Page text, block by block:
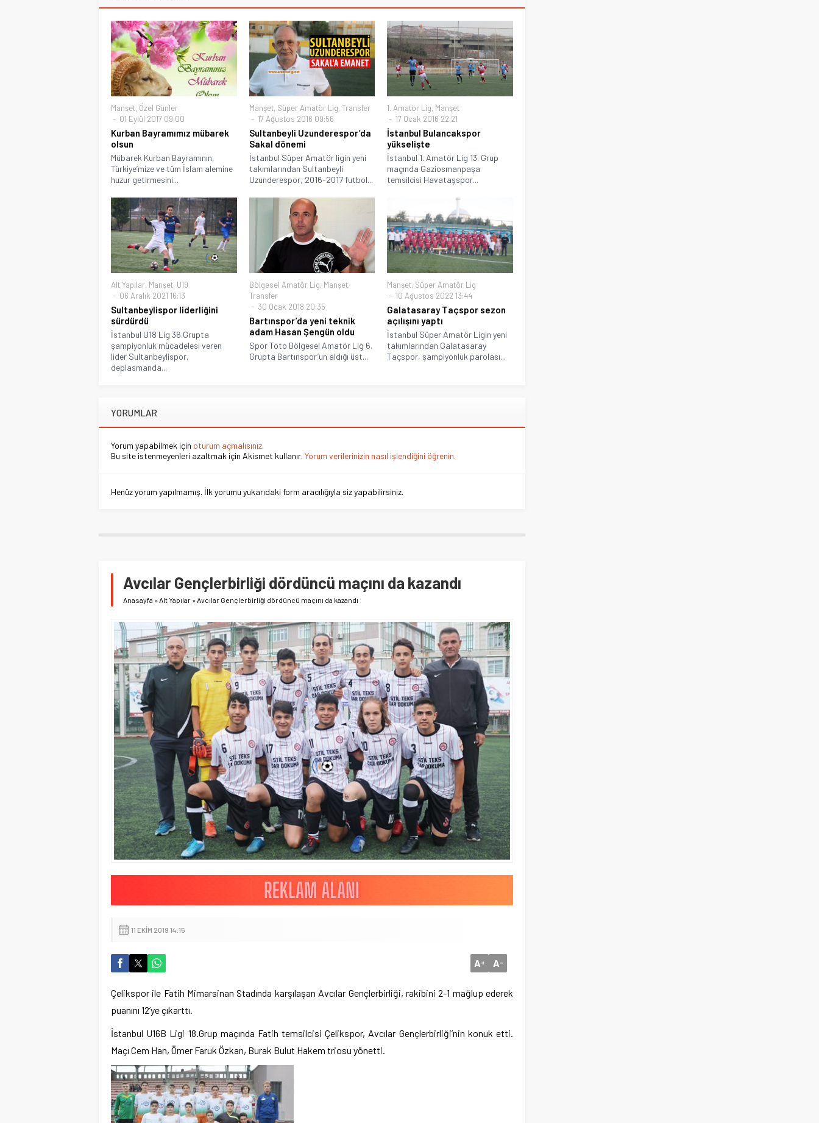
Manşet, Özel Günler
01 Eylül 2017 09:00
Kurban Bayramımız mübarek
olsun
Mübarek Kurban Bayramının,
Türkiye’mize ve tüm İslam alemine
huzur getirmesini...
Manşet, Süper Amatör Lig, Transfer
17 Ağustos 2016 09:56
Sultanbeyli Uzunderespor’da
Sakal dönemi
İstanbul Süper Amatör ligin yeni
takımlarından Sultanbeyli
Uzunderespor, 2016-2017 futbol...
1. Amatör Lig, Manşet
17 Ocak 2016 22:21
İstanbul Bulancakspor
yükselişte
İstanbul 1. Amatör Lig 13. Grup
maçında Gaziosmanpaşa
temsilcisi Havataşspor...
Alt Yapılar, Manşet, U19
06 Aralık 2021 16:13
Sultanbeylispor liderliğini
sürdürdü
İstanbul U18 Lig 36.Grupta
şampiyonluk mücadelesi veren
lider Sultanbeylispor,
deplasmanda...
Bölgesel Amatör Lig, Manşet,
Transfer
30 Ocak 2018 20:35
Bartınspor’da yeni teknik
adam Hasan Şengün oldu
Spor Toto Bölgesel Amatör Lig 6.
Grupta Bartınspor’un aldığı üst...
Manşet, Süper Amatör Lig
10 Ağustos 2022 13:44
Galatasaray Taçspor sezon
açılışını yaptı
İstanbul Süper Amatör Ligin yeni
takımlarından Galatasaray
Taçspor, şampiyonluk parolası...
YORUMLAR
Yorum yapabilmek için oturum açmalısınız.
Bu site istenmeyenleri azaltmak için Akismet kullanır. Yorum verilerinizin nasıl işlendiğini öğrenin.
Henüz yorum yapılmamış. İlk yorumu yukarıdaki form aracılığıyla siz yapabilirsiniz.
Avcılar Gençlerbirliği dördüncü maçını da kazandı
Anasayfa »Alt Yapılar »Avcılar Gençlerbirliği dördüncü maçını da kazandı
11 EKIM 2019 14:15
A+ A-
Çelikspor ile Fatih Mimarsinan Stadında karşılaşan Avcılar Gençlerbirliği, rakibini 2-1 mağlup ederek
puanını 12’ye çıkarttı.
İstanbul U16B Ligi 18.Grup maçında Fatih temsilcisi Çelikspor, Avcılar Gençlerbirliği’nin konuk etti.
Maçı Cem Han, Ömer Faruk Özkan, Burak Bulut Hakem triosu yönetti.